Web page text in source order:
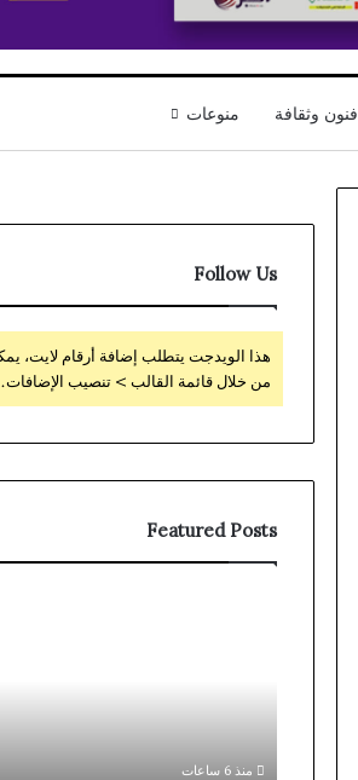
فنون وثقافة منوعات
Follow Us
هذا الويدجت يتطلب إضافة أرقام لايت،
من خلال قائمة القالب > تنصيب الإضافات.
Featured Posts
منذ 6 ساعات